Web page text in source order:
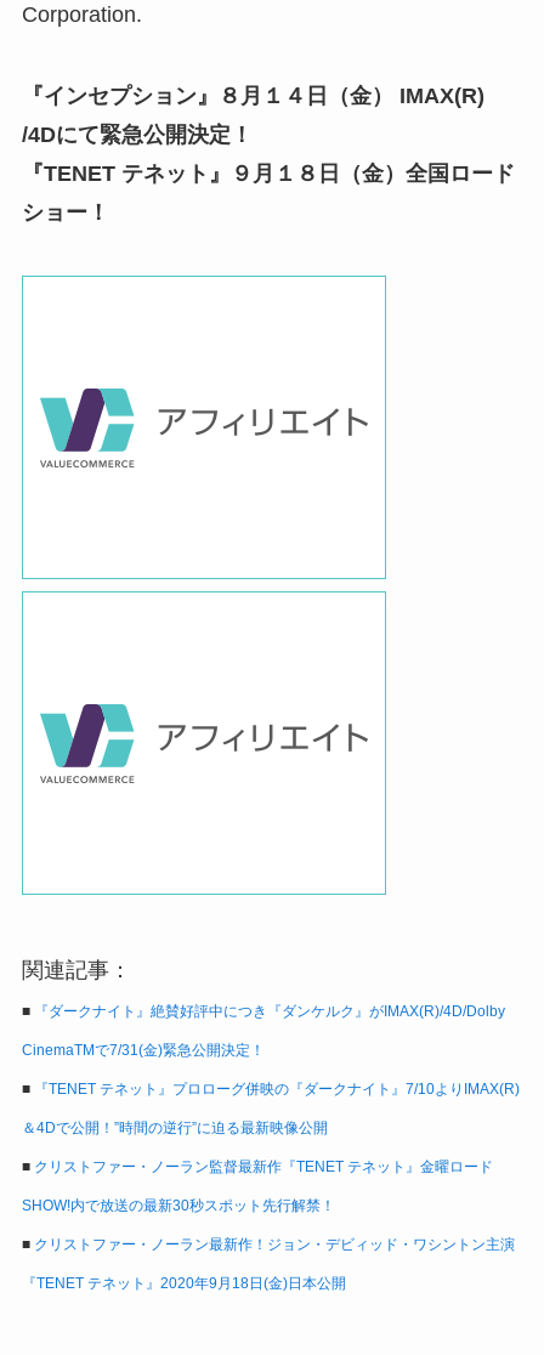
Corporation.
『インセプション』８月１４日（金） IMAX(R)
/4Dにて緊急公開決定！
『TENET テネット』９月１８日（金）全国ロード
ショー！
関連記事：
■ 『ダークナイト』絶賛好評中につき『ダンケルク』がIMAX(R)/4D/Dolby
CinemaTMで7/31(金)緊急公開決定！
■ 『TENET テネット』プロローグ併映の『ダークナイト』7/10よりIMAX(R)
＆4Dで公開！”時間の逆行”に迫る最新映像公開
■ クリストファー・ノーラン監督最新作『TENET テネット』金曜ロード
SHOW!内で放送の最新30秒スポット先行解禁！
■ クリストファー・ノーラン最新作！ジョン・デビィッド・ワシントン主演
『TENET テネット』2020年9月18日(金)日本公開